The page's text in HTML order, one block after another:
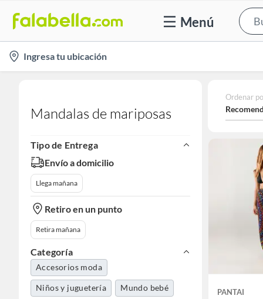
Menú
location-
icon
Ingresa tu ubicación
Mandalas de mariposas
Tipo de Entrega
Envío a domicilio
Llega mañana
Retiro en un punto
Retira mañana
Categoría
Accesorios moda
Niños y juguetería Mundo bebé
Ordenar
PANTAI